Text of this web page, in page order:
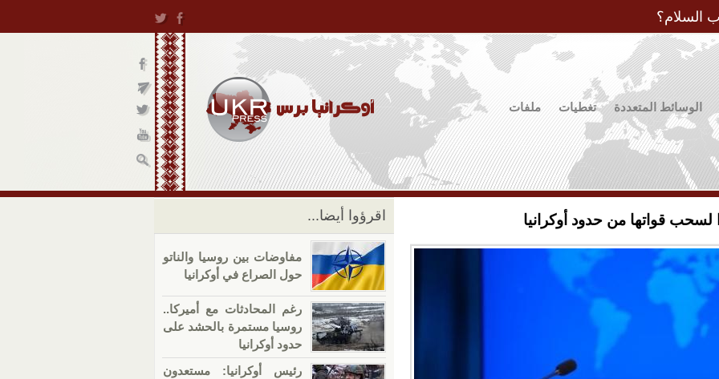
السلام؟
الوسائط المتعددة تغطيات ملفات
لسحب قواتها من حدود أوكرانيا اقرؤوا أيضا...
مفاوضات بين روسيا والناتو
حول الصراع في أوكرانيا
رغم المحادثات مع أميركا..
روسيا مستمرة بالحشد على
حدود أوكرانيا
رئيس أوكرانيا: مستعدون